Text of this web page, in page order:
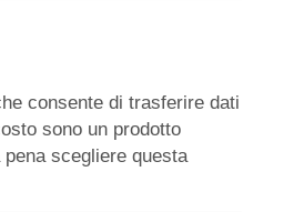
consente di trasferire dati
sono un prodotto
scegliere questa